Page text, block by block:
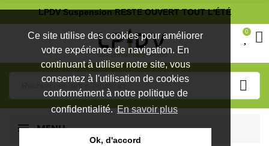
Ce site utilise des cookies pour améliorer
votre expérience de navigation. En
continuant à utiliser notre site, vous
consentez à l'utilisation de cookies
conformément à notre politique de
confidentialité.En savoir plus
Ok, d'accord
LPDV Suspension RESTE OUVERT TOUT L'ÉTÉ
0
MENU